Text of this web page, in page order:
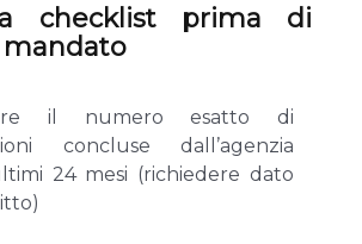
checklist prima di
il numero esatto di
concluse dall’agenzia
24 mesi (richiedere dato